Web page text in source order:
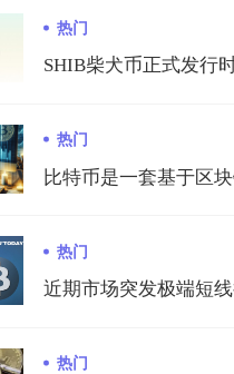
热门
热门
热门
热门